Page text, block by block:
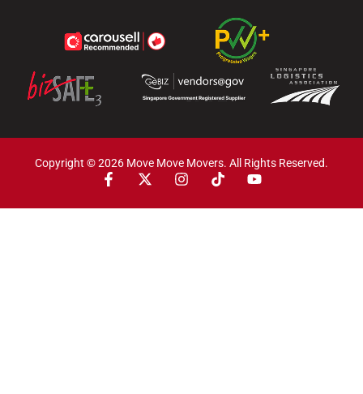
Copyright © 2026 Move Move Movers. All Rights Reserved.